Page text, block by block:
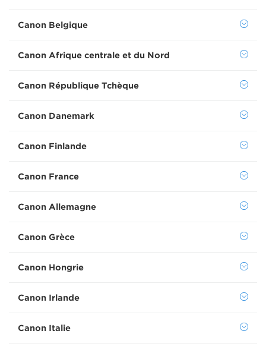
Canon Belgique
Canon Afrique centrale et du Nord
Canon République Tchèque
Canon Danemark
Canon Finlande
Canon France
Canon Allemagne
Canon Grèce
Canon Hongrie
Canon Irlande
Canon Italie